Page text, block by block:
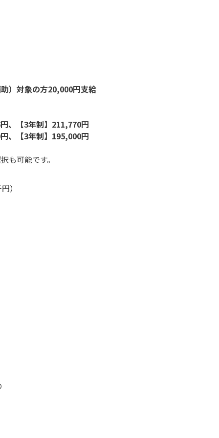
）対象の方20,000円支給
、【3年制】211,770円
、【3年制】195,000円
も可能です。
）